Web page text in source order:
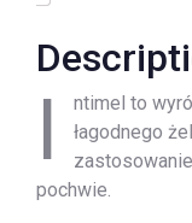
I
ntimel to
łagodnego
pochwie.